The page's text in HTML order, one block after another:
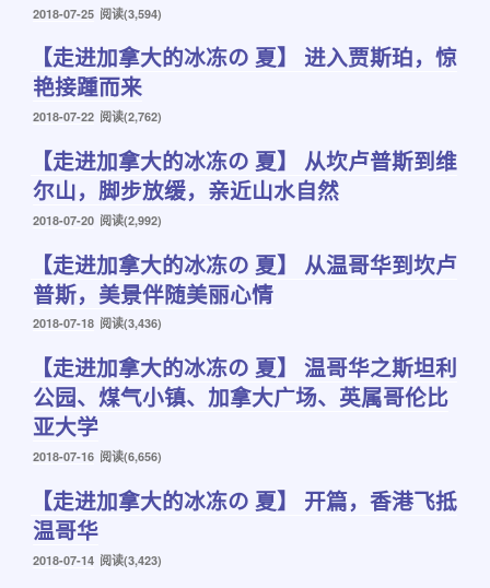
发
2018-07-25 阅读(3,594)
【走进加拿大的冰冻の 夏】 进入贾斯珀，惊
艳接踵而来
发
2018-07-22 阅读(2,762)
【走进加拿大的冰冻の 夏】 从坎卢普斯到维
尔山，脚步放缓，亲近山水自然
发
2018-07-20 阅读(2,992)
【走进加拿大的冰冻の 夏】 从温哥华到坎卢
普斯，美景伴随美丽心情
发
2018-07-18 阅读(3,436)
【走进加拿大的冰冻の 夏】 温哥华之斯坦利
公园、煤气小镇、加拿大广场、英属哥伦比
亚大学
发
2018-07-16 阅读(6,656)
【走进加拿大的冰冻の 夏】 开篇，香港飞抵
温哥华
发
2018-07-14 阅读(3,423)